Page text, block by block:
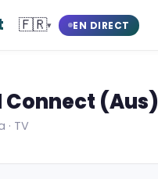
🇫🇷▾ EN DIRECT
Connect (Aus)
· TV